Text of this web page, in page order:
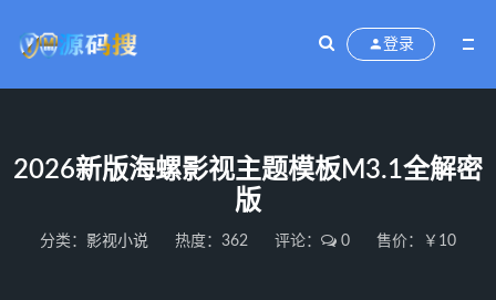
登录
2026新版海螺影视主题模板M3.1全解密
版
分类： 影视小说 热度：362 评论： 0 售价：￥10